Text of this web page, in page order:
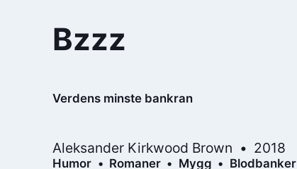
Bzzz
Verdens minste bankran
Aleksander Kirkwood Brown 2018
Humor Romaner Mygg Blodbanker